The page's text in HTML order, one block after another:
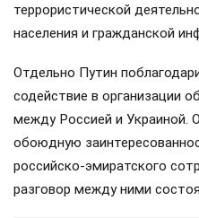
террористической
населения и гражданской
Отдельно Путин
содействие в организации
между Россией и Украиной.
обоюдную
российско-эмиратского
разговор между ними